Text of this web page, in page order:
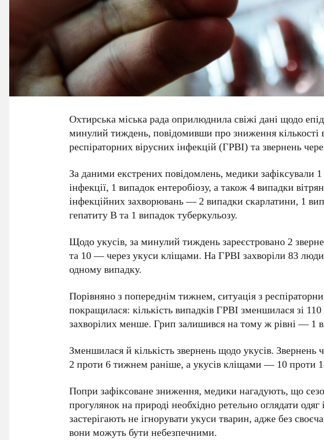
Охтирська міська радаоприлюднила свіжі дані щодо
минулий тиждень, повідомивши про зниження кількості
респіраторних вірусних інфекцій (ГРВІ) та звернень
За даними екстрених повідомлень, медики зафіксували
інфекції, 1 випадокентеробіозу, а також4 випадки
інфекційних захворювань —2 випадкискарлатини, 1
гепатиту В та 1 випадоктуберкульозу.
Щодо укусів, за минулий тиждень зареєстровано2
та 10— через укуси кліщами. На ГРВІ захворіли83
одномувипадку.
Порівняно з попереднім тижнем, ситуація з
покращилася: кількість випадків ГРВІ зменшилася зі 110
захворілих менше. Грип залишився на тому ж рівні —1
Зменшилася й кількість звернень щодо укусів. Звернень
2 проти6тижнем раніше, а укусів кліщами —10проти
Попри зафіксоване зниження, медики нагадують, що
прогулянок на природі необхідно ретельно оглядати одяг
застерігають не ігнорувати укуси тварин, адже без
вони можуть бути небезпечними.